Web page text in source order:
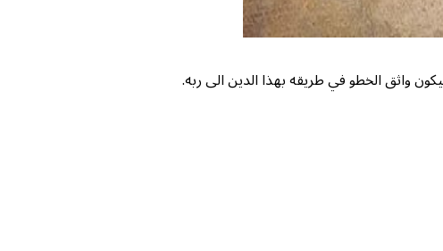
واثق الخطو في طريقه بهذا الدين الى ربه.